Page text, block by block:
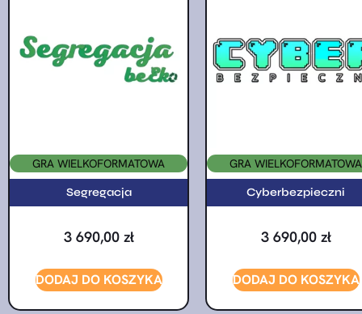
GRA WIELKOFORMATOWA
Segregacja
3 690,00 zł
DODAJ DO KOSZYKA
GRA WIELKOFORMATOWA
Cyberbezpieczni
3 690,00 zł
DODAJ DO KOSZYKA